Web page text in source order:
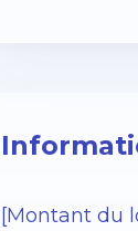
[Montant du